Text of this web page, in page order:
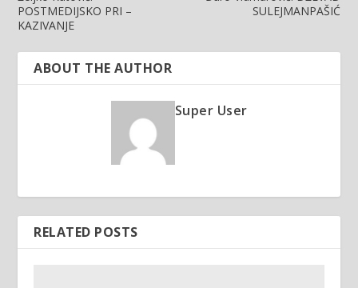
POSTMEDIJSKO PRI –
KAZIVANJE
SULEJMANPAŠIĆ
ABOUT THE AUTHOR
Super User
RELATED POSTS